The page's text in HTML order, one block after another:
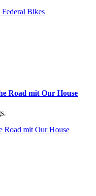
Bikes
Road mit Our House
mit Our House